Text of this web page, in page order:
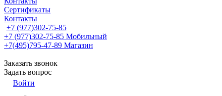
Сертификаты
Контакты
+7 (977)302-75-85
+7 (977)302-75-85 Мобильный
+7(495)795-47-89 Магазин
Заказать звонок
Задать вопрос
Войти